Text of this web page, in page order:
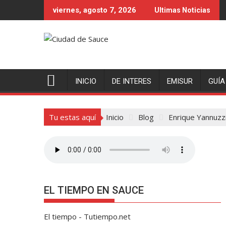
al
viernes, agosto 7, 2026 Ultimas Noticias
INICIO DE INTERES EMISUR GUÍA
Tu estas aquí Inicio Blog Enrique
EL TIEMPO EN SAUCE
El tiempo - Tutiempo.net